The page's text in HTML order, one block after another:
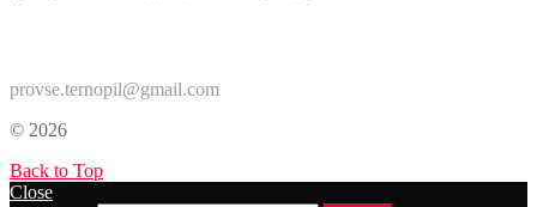
provse.ternopil@gmail.com
© 2026
Back to Top
Close